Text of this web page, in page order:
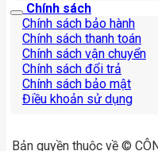
Chính sách
Chính sách bảo hành
Chính sách thanh toán
Chính sách vận chuyển
Chính sách đổi trả
Chính sách bảo mật
Điều khoản sử dụng
Bản quyền thuộc về ©